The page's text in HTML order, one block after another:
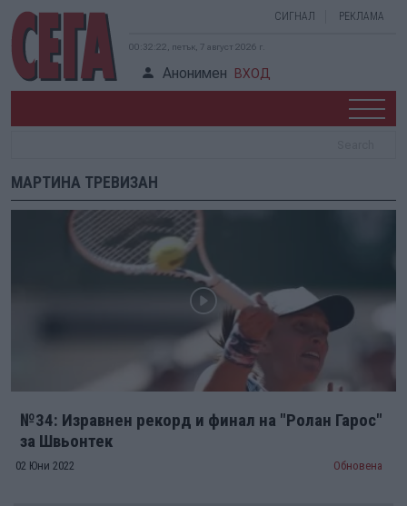
СИГНАЛ РЕКЛАМА
00:32:22, петък, 7 август 2026 г.
Анонимен ВХОД
МАРТИНА ТРЕВИЗАН
№34: Изравнен рекорд и финал на "Ролан Гарос"
за Швьонтек
02 Юни 2022 Обновена